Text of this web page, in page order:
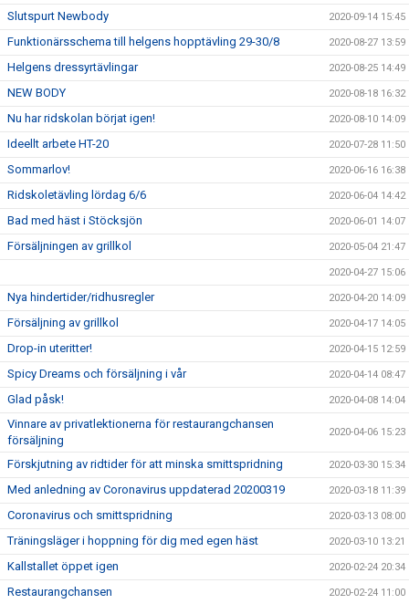
Slutspurt Newbody 2020-09-14 15:45
Funktionärsschema till helgens hopptävling 29-30/8 2020-08-27 13:59
Helgens dressyrtävlingar 2020-08-25 14:49
NEW BODY 2020-08-18 16:32
Nu har ridskolan börjat igen! 2020-08-10 14:09
Ideellt arbete HT-20 2020-07-28 11:50
Sommarlov! 2020-06-16 16:38
Ridskoletävling lördag 6/6 2020-06-04 14:42
Bad med häst i Stöcksjön 2020-06-01 14:07
Försäljningen av grillkol 2020-05-04 21:47
2020-04-27 15:06
Nya hindertider/ridhusregler 2020-04-20 14:09
Försäljning av grillkol 2020-04-17 14:05
Drop-in uteritter! 2020-04-15 12:59
Spicy Dreams och försäljning i vår 2020-04-14 08:47
Glad påsk! 2020-04-08 14:04
Vinnare av privatlektionerna för restaurangchansen
försäljning
2020-04-06 15:23
Förskjutning av ridtider för att minska smittspridning 2020-03-30 15:34
Med anledning av Coronavirus uppdaterad 20200319 2020-03-18 11:39
Coronavirus och smittspridning 2020-03-13 08:00
Träningsläger i hoppning för dig med egen häst 2020-03-10 13:21
Kallstallet öppet igen 2020-02-24 20:34
Restaurangchansen 2020-02-24 11:00